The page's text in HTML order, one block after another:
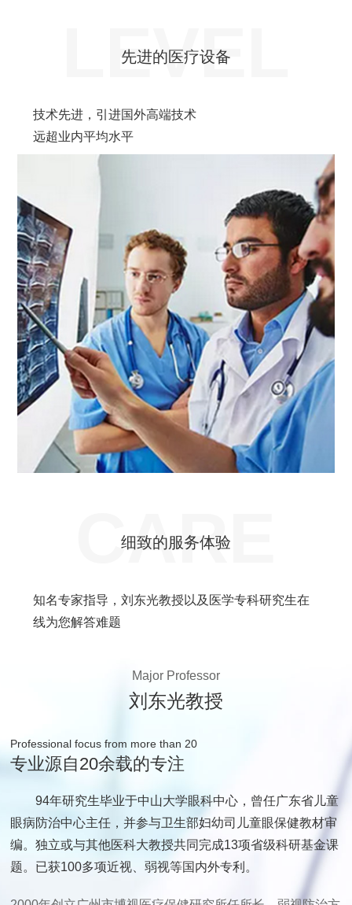
LEVEL
先进的医疗设备
技术先进，引进国外高端技术
远超业内平均水平
CARE
细致的服务体验
知名专家指导，刘东光教授以及医学专科研究生在
线为您解答难题
Major Professor
刘东光教授
Professional focus from more than 20
专业源自20余载的专注
94年研究生毕业于中山大学眼科中心，曾任广东省儿童
眼病防治中心主任，并参与卫生部妇幼司儿童眼保健教材审
编。独立或与其他医科大教授共同完成13项省级科研基金课
题。已获100多项近视、弱视等国内外专利。